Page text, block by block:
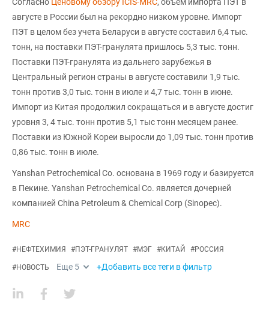
августе в России был на рекордно низком уровне. Импорт
ПЭТ в целом без учета Беларуси в августе составил 6,4 тыс.
тонн, на поставки ПЭТ-гранулята пришлось 5,3 тыс. тонн.
Поставки ПЭТ-гранулята из дальнего зарубежья в
Центральный регион страны в августе составили 1,9 тыс.
тонн против 3,0 тыс. тонн в июле и 4,7 тыс. тонн в июне.
Импорт из Китая продолжил сокращаться и в августе достиг
уровня 3, 4 тыс. тонн против 5,1 тыс тонн месяцем ранее.
Поставки из Южной Кореи выросли до 1,09 тыс. тонн против
0,86 тыс. тонн в июле.
Yanshan Petrochemical Co. основана в 1969 году и базируется
в Пекине. Yanshan Petrochemical Co. является дочерней
компанией China Petroleum & Chemical Corp (Sinopec).
MRC
#НЕФТЕХИМИЯ #ПЭТ-ГРАНУЛЯТ #МЭГ #КИТАЙ #РОССИЯ
#НОВОСТЬ Еще 5 +Добавить все теги в фильтр